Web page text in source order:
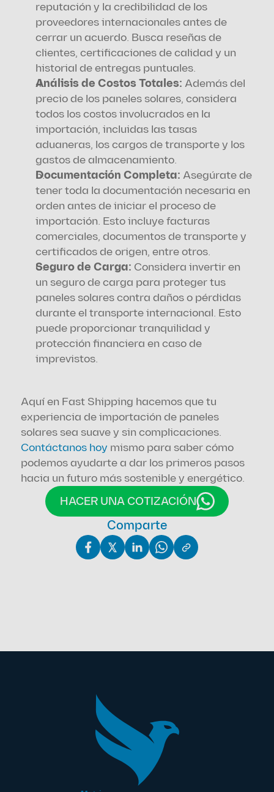
reputación y la credibilidad de los
proveedores internacionales antes de
cerrar un acuerdo. Busca reseñas de
clientes, certificaciones de calidad y un
historial de entregas puntuales.
Análisis de Costos Totales: Además del
precio de los paneles solares, considera
todos los costos involucrados en la
importación, incluidas las tasas
aduaneras, los cargos de transporte y los
gastos de almacenamiento.
Documentación Completa: Asegúrate de
tener toda la documentación necesaria en
orden antes de iniciar el proceso de
importación. Esto incluye facturas
comerciales, documentos de transporte y
certificados de origen, entre otros.
Seguro de Carga: Considera invertir en
un seguro de carga para proteger tus
paneles solares contra daños o pérdidas
durante el transporte internacional. Esto
puede proporcionar tranquilidad y
protección financiera en caso de
imprevistos.
Aquí en Fast Shipping hacemos que tu
experiencia de importación de paneles
Contáctanos hoy mismo para saber cómo
podemos ayudarte a dar los primeros pasos
hacia un futuro más sostenible y energético.
HACER UNA COTIZACIÓN
Comparte